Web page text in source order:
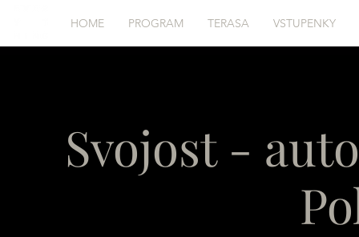
HOME PROGRAM TERASA VSTUPENKY
Svojost -